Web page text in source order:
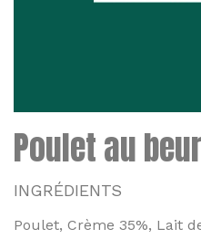
Poulet au
INGRÉDIENTS
Poulet, Crème 35%, Lait